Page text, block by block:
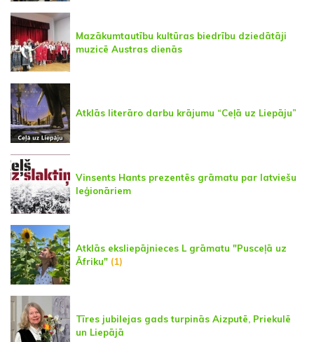
Mazākumtautību kultūras biedrību dziedātāji
muzicē Austras dienās
Atklās literāro darbu krājumu “Ceļā uz Liepāju”
Vinsents Hants prezentēs grāmatu par latviešu
leģionāriem
Atklās eksliepājnieces L grāmatu "Pusceļā uz
Āfriku" (1)
Tīres jubilejas gads turpinās Aizputē, Priekulē
un Liepājā